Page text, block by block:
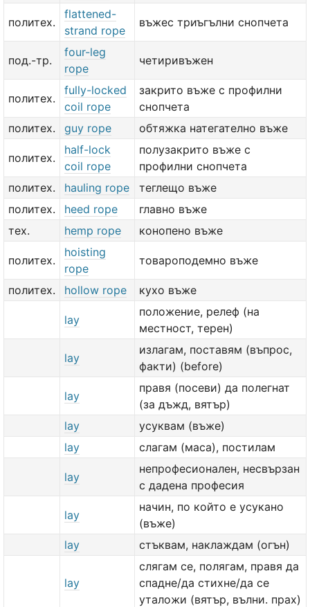
политех.
flattened-
strand rope
въжес триъгълни снопчета
под.-тр.
four-leg
rope
четиривъжен
политех.
fully-locked
coil rope
закрито въже с профилни
снопчета
политех.
guy rope обтяжка натегателно въже
политех.
half-lock
coil rope
полузакрито въже с
профилни снопчета
политех.
hauling rope
теглещо въже
политех.
heed rope
главно въже
тех.
hemp rope конопено въже
политех.
hoisting
rope
товароподемно въже
политех. hollow rope кухо въже
lay
положение, релеф (на
местност, терен)
lay
излагам, поставям (въпрос,
факти) (before)
lay
правя (посеви) да полегнат
(за дъжд, вятър)
lay
усуквам (въже)
lay
слагам (маса), постилам
lay
непрофесионален, несвързан
с дадена професия
lay
начин, по който е усукано
(въже)
lay
стъквам, наклаждам (огън)
lay
слягам се, полягам, правя да
спадне/да стихне/да се
уталожи (вятър, вълни. прах)